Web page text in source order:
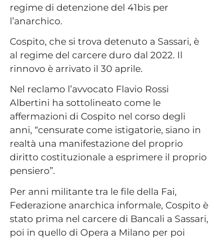
regime di detenzione del 41bis per
l’anarchico.
Cospito, che si trova detenuto a Sassari, è
al regime del carcere duro dal 2022. Il
rinnovo è arrivato il 30 aprile.
Nel reclamo l’avvocato Flavio Rossi
Albertini ha sottolineato come le
affermazioni di Cospito nel corso degli
anni, “censurate come istigatorie, siano in
realtà una manifestazione del proprio
diritto costituzionale a esprimere il proprio
pensiero”.
Per anni militante tra le file della Fai,
Federazione anarchica informale, Cospito è
stato prima nel carcere di Bancali a Sassari,
poi in quello di Opera a Milano per poi